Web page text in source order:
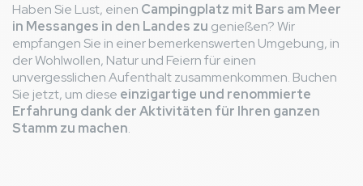
Haben Sie Lust, einen Campingplatz mit Bars am Meer
in Messanges in den Landes zu genießen? Wir
empfangen Sie in einer bemerkenswerten Umgebung, in
der Wohlwollen, Natur und Feiern für einen
unvergesslichen Aufenthalt zusammenkommen. Buchen
Sie jetzt, um diese einzigartige und renommierte
Erfahrung dank der Aktivitäten für Ihren ganzen
Stamm zu machen.